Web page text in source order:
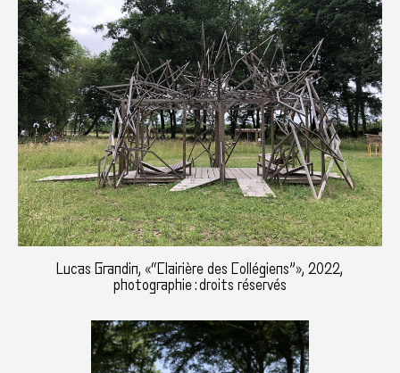
Lucas Grandin, «“Clairière des Collégiens”», 2022,
photographie : droits réservés